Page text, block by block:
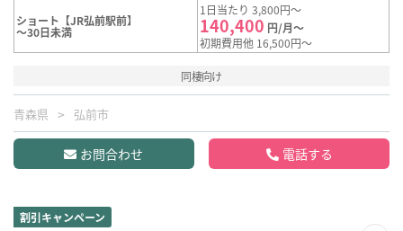
ショート【JR弘前駅前】
～30日未満
1日当たり 3,800円～
140,400 円/月～
初期費用他 16,500円～
同棲向け
青森県 弘前市
お問合わせ 電話する
割引キャンペーン